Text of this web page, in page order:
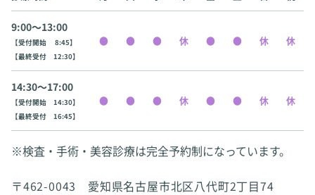
9:00〜13:00
【受付開始 8:45】
【最終受付 12:30】
14:30〜17:00
【受付開始 14:30】
【最終受付 16:45】
※検査・手術・美容診療は完全予約制になっています。
〒462-0043 愛知県名古屋市北区八代町2丁目74